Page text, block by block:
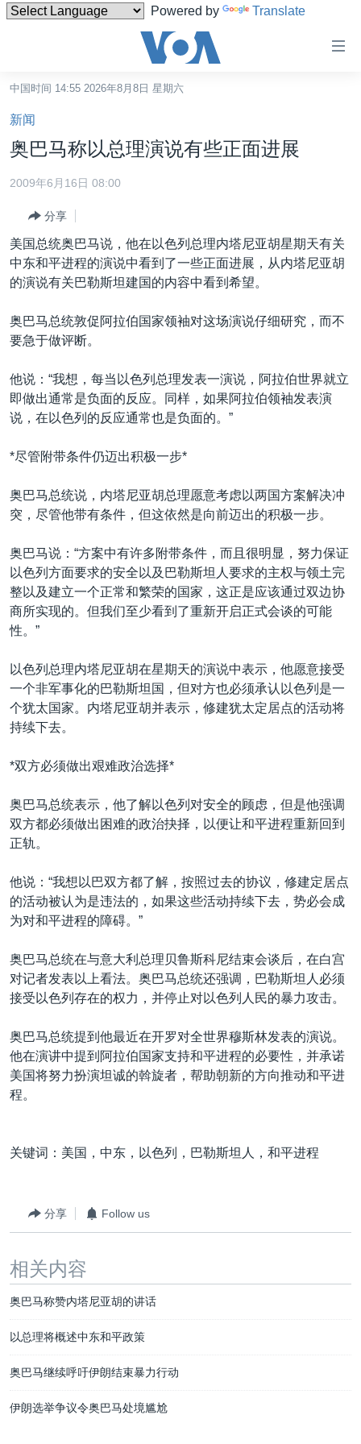
Powered by Translate
碍
链
接
跳
转
容
导
航
到
检
中国
港澳
国际
最新国际新闻
中东
非洲
美洲
全球议题
分类新闻
人权·法律·宗教
军事
劳工
环境
热点专题
国会报道
美中关系
美国建国250周年
美国之音专访
台海两岸关系
南中国海争端
关注西藏
GEN Z 看美国
VOA今日焦点
中文广播
关注我们
其他语言网站
中国时间 14:55 2026年8月8日 星期六
新闻
奥巴马称以总理演说有些正面进展
2009年6月16日 08:00
分享
美国总统奥巴马说，他在以色列总理内塔尼亚胡星期天有关
中东和平进程的演说中看到了一些正面进展，从内塔尼亚胡
的演说有关巴勒斯坦建国的内容中看到希望。
奥巴马总统敦促阿拉伯国家领袖对这场演说仔细研究，而不
要急于做评断。
他说：“我想，每当以色列总理发表一演说，阿拉伯世界就立
即做出通常是负面的反应。同样，如果阿拉伯领袖发表演
说，在以色列的反应通常也是负面的。”
*尽管附带条件仍迈出积极一步*
奥巴马总统说，内塔尼亚胡总理愿意考虑以两国方案解决冲
突，尽管他带有条件，但这依然是向前迈出的积极一步。
奥巴马说：“方案中有许多附带条件，而且很明显，努力保证
以色列方面要求的安全以及巴勒斯坦人要求的主权与领土完
整以及建立一个正常和繁荣的国家，这正是应该通过双边协
商所实现的。但我们至少看到了重新开启正式会谈的可能
性。”
以色列总理内塔尼亚胡在星期天的演说中表示，他愿意接受
一个非军事化的巴勒斯坦国，但对方也必须承认以色列是一
个犹太国家。内塔尼亚胡并表示，修建犹太定居点的活动将
持续下去。
*双方必须做出艰难政治选择*
奥巴马总统表示，他了解以色列对安全的顾虑，但是他强调
双方都必须做出困难的政治抉择，以便让和平进程重新回到
正轨。
他说：“我想以巴双方都了解，按照过去的协议，修建定居点
的活动被认为是违法的，如果这些活动持续下去，势必会成
为对和平进程的障碍。”
奥巴马总统在与意大利总理贝鲁斯科尼结束会谈后，在白宫
对记者发表以上看法。奥巴马总统还强调，巴勒斯坦人必须
接受以色列存在的权力，并停止对以色列人民的暴力攻击。
奥巴马总统提到他最近在开罗对全世界穆斯林发表的演说。
他在演讲中提到阿拉伯国家支持和平进程的必要性，并承诺
美国将努力扮演坦诚的斡旋者，帮助朝新的方向推动和平进
程。
关键词：美国，中东，以色列，巴勒斯坦人，和平进程
分享 Follow us
相关内容
奥巴马称赞内塔尼亚胡的讲话
以总理将概述中东和平政策
奥巴马继续呼吁伊朗结束暴力行动
伊朗选举争议令奥巴马处境尴尬